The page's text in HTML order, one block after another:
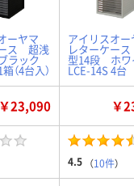
ーヤマ
ス 超浅
ラック
（4台入）
アイリスオ
レターケー
型14段 ホ
LCE-14S 4台
￥23,090 ￥
4.5 （10件）